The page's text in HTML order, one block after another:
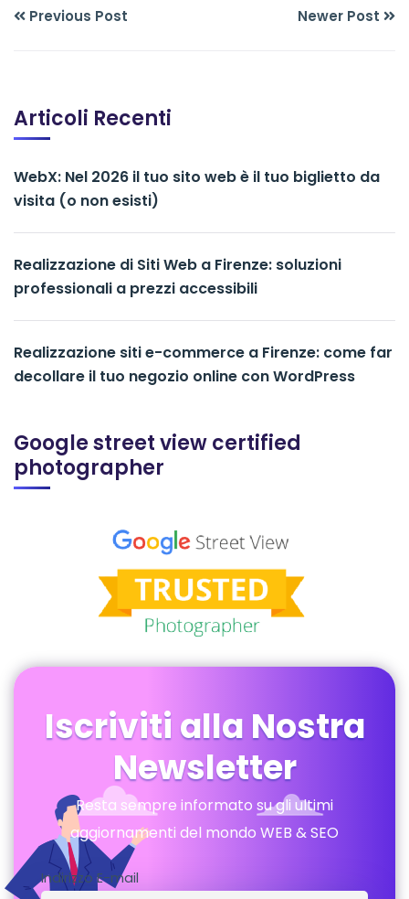
Previous Post Newer Post
Articoli Recenti
WebX: Nel 2026 il tuo sito web è il tuo biglietto da
visita (o non esisti)
Realizzazione di Siti Web a Firenze: soluzioni
professionali a prezzi accessibili
Realizzazione siti e-commerce a Firenze: come far
decollare il tuo negozio online con WordPress
Google street view certified
photographer
Iscriviti alla Nostra
Newsletter
Resta sempre informato su gli ultimi
aggiornamenti del mondo WEB & SEO
Indirizzo E-mail